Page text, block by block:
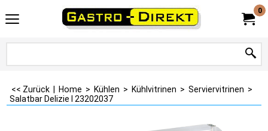
0
<< Zurück Home > Kühlen > Kühlvitrinen > Serviervitrinen >
Salatbar Delizie I 23202037